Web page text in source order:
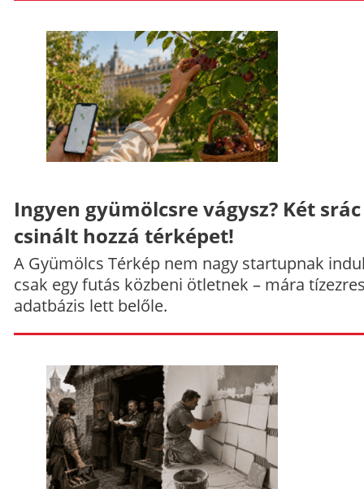
Ingyen gyümölcsre vágysz? Két srác
csinált hozzá térképet!
A Gyümölcs Térkép nem nagy startupnak
csak egy futás közbeni ötletnek – mára
adatbázis lett belőle.